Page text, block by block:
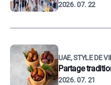
2026. 07. 22
UAE, STYLE DE
Partage
2026. 07. 21